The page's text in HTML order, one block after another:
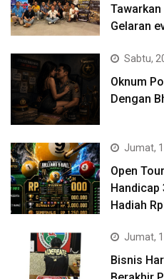
Gelaran
Sabtu,
Oknum
Dengan
Jumat,
Open
Handicap
Hadiah
Jumat,
Bisnis